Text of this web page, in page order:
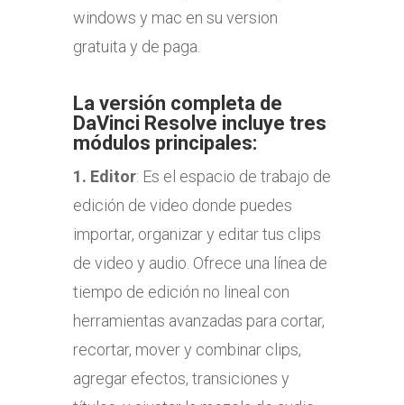
windows y mac en su version
gratuita y de paga.
La versión completa de
DaVinci Resolve incluye tres
módulos principales:
1. Editor: Es el espacio de trabajo de
edición de video donde puedes
importar, organizar y editar tus clips
de video y audio. Ofrece una línea de
tiempo de edición no lineal con
herramientas avanzadas para cortar,
recortar, mover y combinar clips,
agregar efectos, transiciones y